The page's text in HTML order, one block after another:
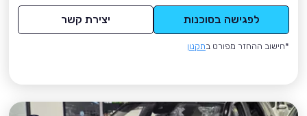
לפגישה בסוכנות יצירת קשר
*חישוב ההחזר מפורט בתקנון